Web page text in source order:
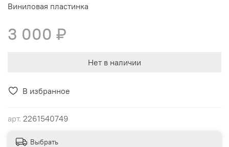
В избранное
арт. 2261540749
Виниловая пластинка
3 000 ₽
Нет в наличии
Выбрать